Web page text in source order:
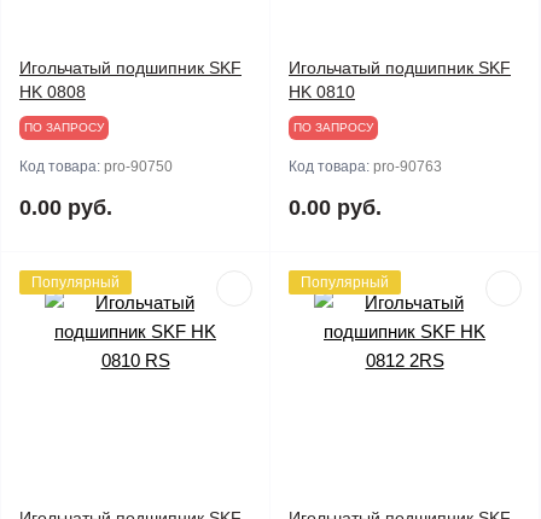
Игольчатый подшипник SKF
HK 0808
ПО ЗАПРОСУ
Код товара: pro-90750
0.00 руб.
Игольчатый подшипник SKF
HK 0810
ПО ЗАПРОСУ
Код товара: pro-90763
0.00 руб.
Популярный Популярный